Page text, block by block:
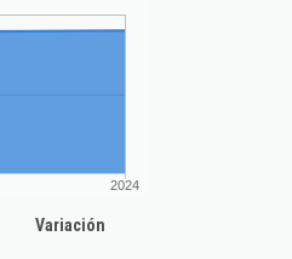
2024
Variación